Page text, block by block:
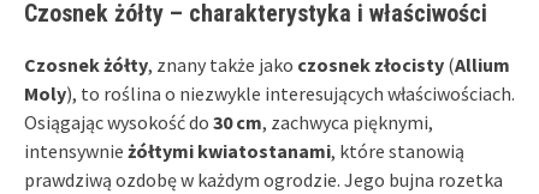
Czosnek żółty – charakterystyka i właściwości
Czosnek żółty, znany także jako czosnek złocisty (Allium
Moly), to roślina o niezwykle interesujących właściwościach.
Osiągając wysokość do 30 cm, zachwyca pięknymi,
intensywnie żółtymi kwiatostanami, które stanowią
prawdziwą ozdobę w każdym ogrodzie. Jego bujna rozetka